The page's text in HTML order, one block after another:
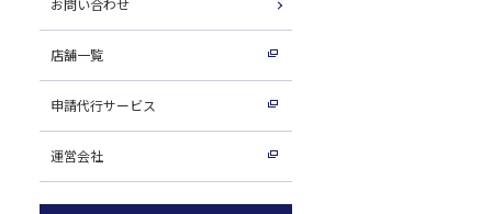
お問い合わせ
店舗一覧
申請代行サービス
運営会社